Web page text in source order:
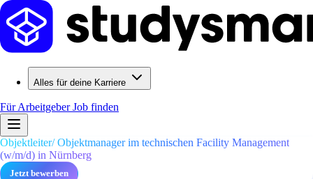
Alles für deine Karriere
Für ArbeitgeberJob finden
Objektleiter/ Objektmanager im technischen Facility Management
(w/m/d) in Nürnberg
Jetzt bewerben